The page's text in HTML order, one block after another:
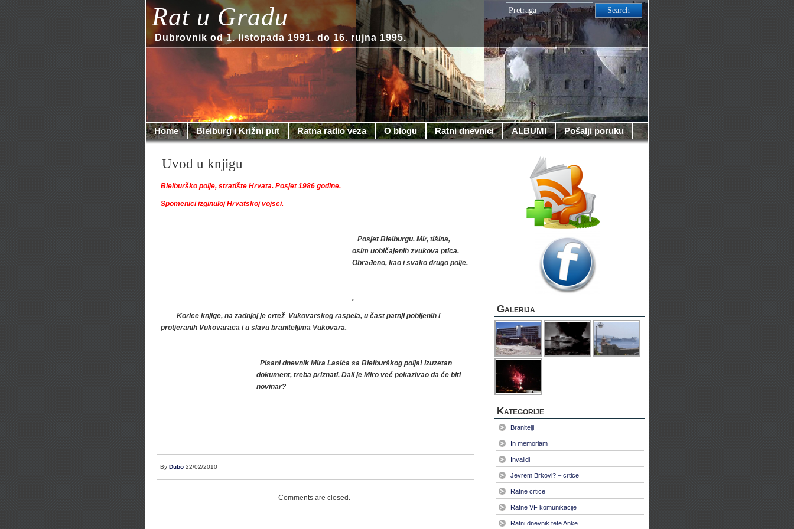
Rat u Gradu
Dubrovnik od 1. listopada 1991. do 16. rujna 1995.
Home Bleiburg i Križni put Ratna radio veza O blogu Ratni dnevnici ALBUMI Pošalji poruku
Uvod u knjigu
Bleiburško polje, stratište Hrvata. Posjet 1986 godine.
Spomenici izginuloj Hrvatskoj vojsci.
Posjet Bleiburgu. Mir, tišina,
osim uobičajenih zvukova ptica.
Obrađeno, kao i svako drugo polje.
.
Korice knjige, na zadnjoj je crtež Vukovarskog raspela, u častpatnji pobijenih i
protjeranih Vukovaraca i u slavu braniteljima Vukovara.
Pisani dnevnik Mira Lasića sa Bleiburškog polja! Izuzetan
dokument, treba priznati. Dali je Miro već pokazivao da će biti
novinar?
By Dubo 22/02/2010
Comments are closed.
Galerija
Kategorije
Branitelji
In memoriam
Invalidi
Jevrem Brkovi? – crtice
Ratne crtice
Ratne VF komunikacije
Ratni dnevnik tete Anke